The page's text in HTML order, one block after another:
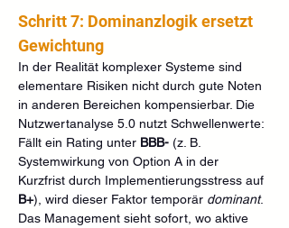
Schritt 7: Dominanzlogik ersetzt
Gewichtung
In der Realität komplexer Systeme sind
elementare Risiken nicht durch gute Noten
in anderen Bereichen kompensierbar. Die
Nutzwertanalyse 5.0 nutzt Schwellenwerte:
Fällt ein Rating unter BBB- (z. B.
Systemwirkung von Option A in der
Kurzfrist durch Implementierungsstress auf
B+), wird dieser Faktor temporär dominant.
Das Management sieht sofort, wo aktive